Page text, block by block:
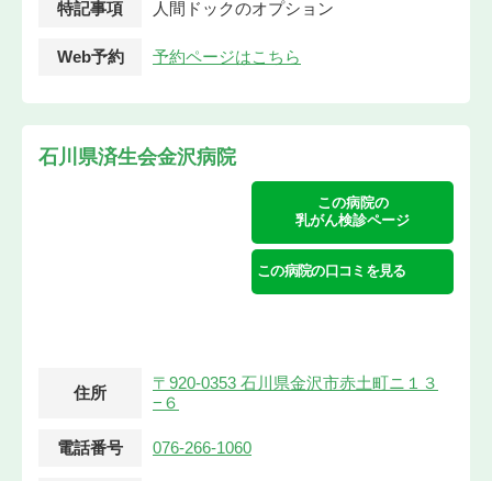
特記事項 人間ドックのオプション
Web予約 予約ページはこちら
石川県済生会金沢病院
この病院の
乳がん検診ページ
この病院の口コミを見る
住所
〒920-0353 石川県金沢市赤土町ニ１３
−６
電話番号 076-266-1060